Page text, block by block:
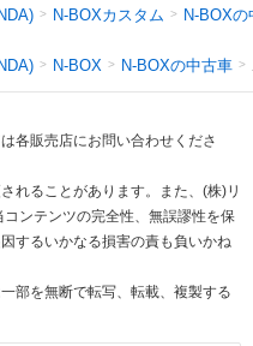
N-BOXカスタム N-BOXの
N-BOX N-BOXの中古車
各販売店にお問い合わせくださ
れることがあります。また、(株)リ
ンテンツの完全性、無誤謬性を保
するいかなる損害の責も負いかね
部を無断で転写、転載、複製する